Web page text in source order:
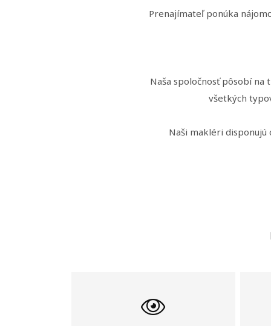
Prenajímateľ ponúka
Naša spoločnosť pôsobí
všetkých
Naši makléri